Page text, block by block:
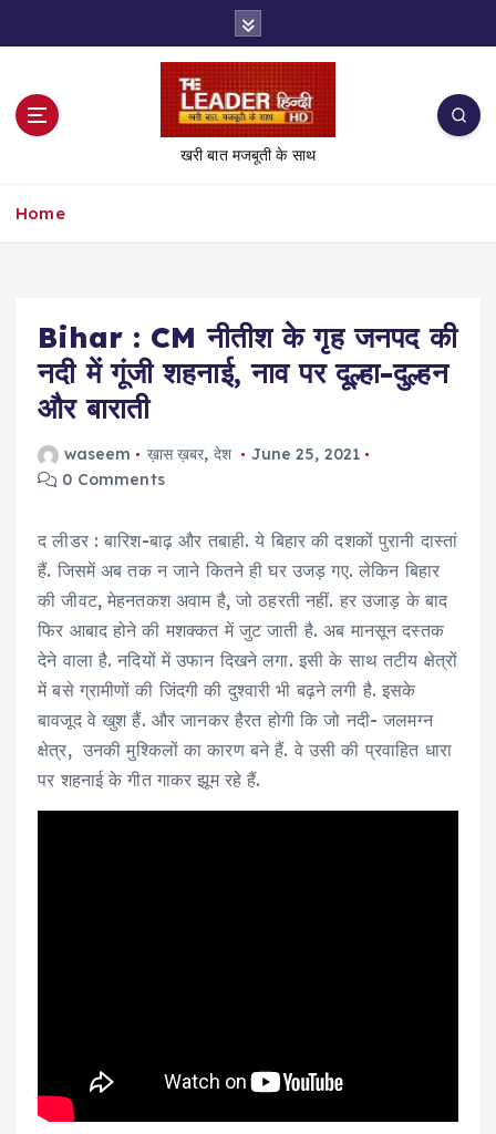
t
खरी बात मजबूती के साथ
Home
Bihar : CM नीतीश के गृह जनपद की
नदी में गूंजी शहनाई, नाव पर दूल्हा-दुल्हन
और बाराती
waseem ख़ास ख़बर, देश
June 25, 2021
0 Comments
द लीडर : बारिश-बाढ़ और तबाही. ये बिहार की दशकों पुरानी दास्तां
हैं. जिसमें अब तक न जाने कितने ही घर उजड़ गए. लेकिन बिहार
की जीवट, मेहनतकश अवाम है, जो ठहरती नहीं. हर उजाड़ के बाद
फिर आबाद होने की मशक्कत में जुट जाती है. अब मानसून दस्तक
देने वाला है. नदियों में उफान दिखने लगा. इसी के साथ तटीय क्षेत्रों
में बसे ग्रामीणों की जिंदगी की दुश्वारी भी बढ़ने लगी है. इसके
बावजूद वे खुश हैं. और जानकर हैरत होगी कि जो नदी- जलमग्न
क्षेत्र, उनकी मुश्किलों का कारण बने हैं. वे उसी की प्रवाहित धारा
पर शहनाई के गीत गाकर झूम रहे हैं.